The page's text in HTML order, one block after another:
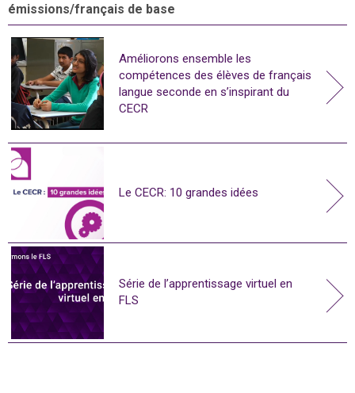
émissions/français de base
Améliorons ensemble les
compétences des élèves de français
langue seconde en s’inspirant du
CECR
Le CECR: 10 grandes idées
Série de l’apprentissage virtuel en
FLS